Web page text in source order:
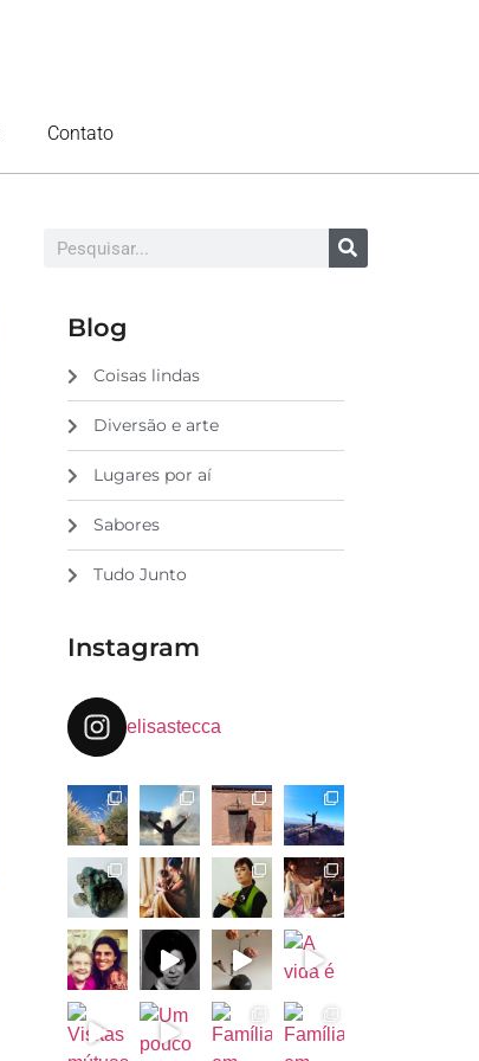
Contato
Blog
Coisas lindas
Diversão e arte
Lugares por aí
Sabores
Tudo Junto
Instagram
elisastecca